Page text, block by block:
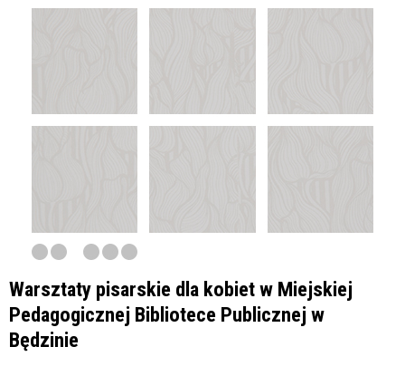
Warsztaty pisarskie dla kobiet w Miejskiej
Pedagogicznej Bibliotece Publicznej w
Będzinie